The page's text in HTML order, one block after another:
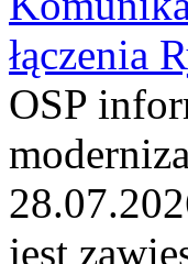
łączenia
OSP
jest